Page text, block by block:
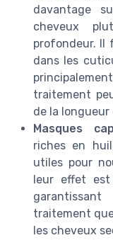
davantage
cheveux
profondeur. Il
dans les
traitement
de la longueur
Masques
riches en
utiles pour
leur effet est
traitement
les cheveux